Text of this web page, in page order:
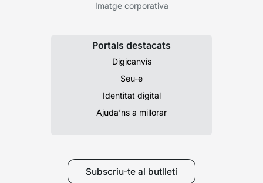
Imatge corporativa
Portals destacats
Digicanvis
Seu-e
Identitat digital
Ajuda’ns a millorar
Subscriu-te al butlletí